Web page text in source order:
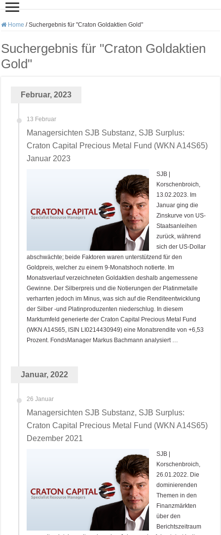
Home / Suchergebnis für "Craton Goldaktien Gold"
Suchergebnis für "Craton Goldaktien
Gold"
Februar, 2023
13 Februar
Managersichten SJB Substanz, SJB Surplus:
Craton Capital Precious Metal Fund (WKN A14S65)
Januar 2023
SJB |
Korschenbroich,
13.02.2023. Im
Januar ging die
Zinskurve von US-
Staatsanleihen
zurück, während
sich der US-Dollar
abschwächte; beide Faktoren waren unterstützend für den
Goldpreis, welcher zu einem 9-Monatshoch notierte. Im
Monatsverlauf verzeichneten Goldaktien deshalb angemessene
Gewinne. Der Silberpreis und die Notierungen der Platinmetalle
verharrten jedoch im Minus, was sich auf die Renditeentwicklung
der Silber -und Platinproduzenten niederschlug. In diesem
Marktumfeld generierte der Craton Capital Precious Metal Fund
(WKN A14S65, ISIN LI0214430949) eine Monatsrendite von +6,53
Prozent. FondsManager Markus Bachmann analysiert …
Januar, 2022
26 Januar
Managersichten SJB Substanz, SJB Surplus:
Craton Capital Precious Metal Fund (WKN A14S65)
Dezember 2021
SJB |
Korschenbroich,
26.01.2022. Die
dominierenden
Themen in den
Finanzmärkten
über den
Berichtszeitraum